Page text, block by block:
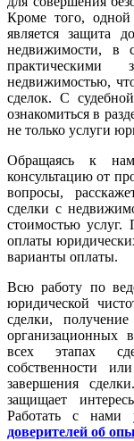
Кроме того,
является защита
недвижимости, в
недвижимостью,
сделок. С
ознакомиться в
не только услуги
Обращаясь к
консультацию от
вопросы,
сделки с
стоимостью
оплаты
варианты оплаты.
Всю работу по
юридической
сделки,
организационных
всех этапах
собственности
завершения
защищает
Работать с нами
доверителей об